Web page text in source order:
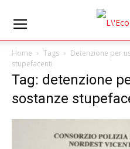
Home Tags
Detenzione per
stupefacenti
Tag: detenzione
sostanze